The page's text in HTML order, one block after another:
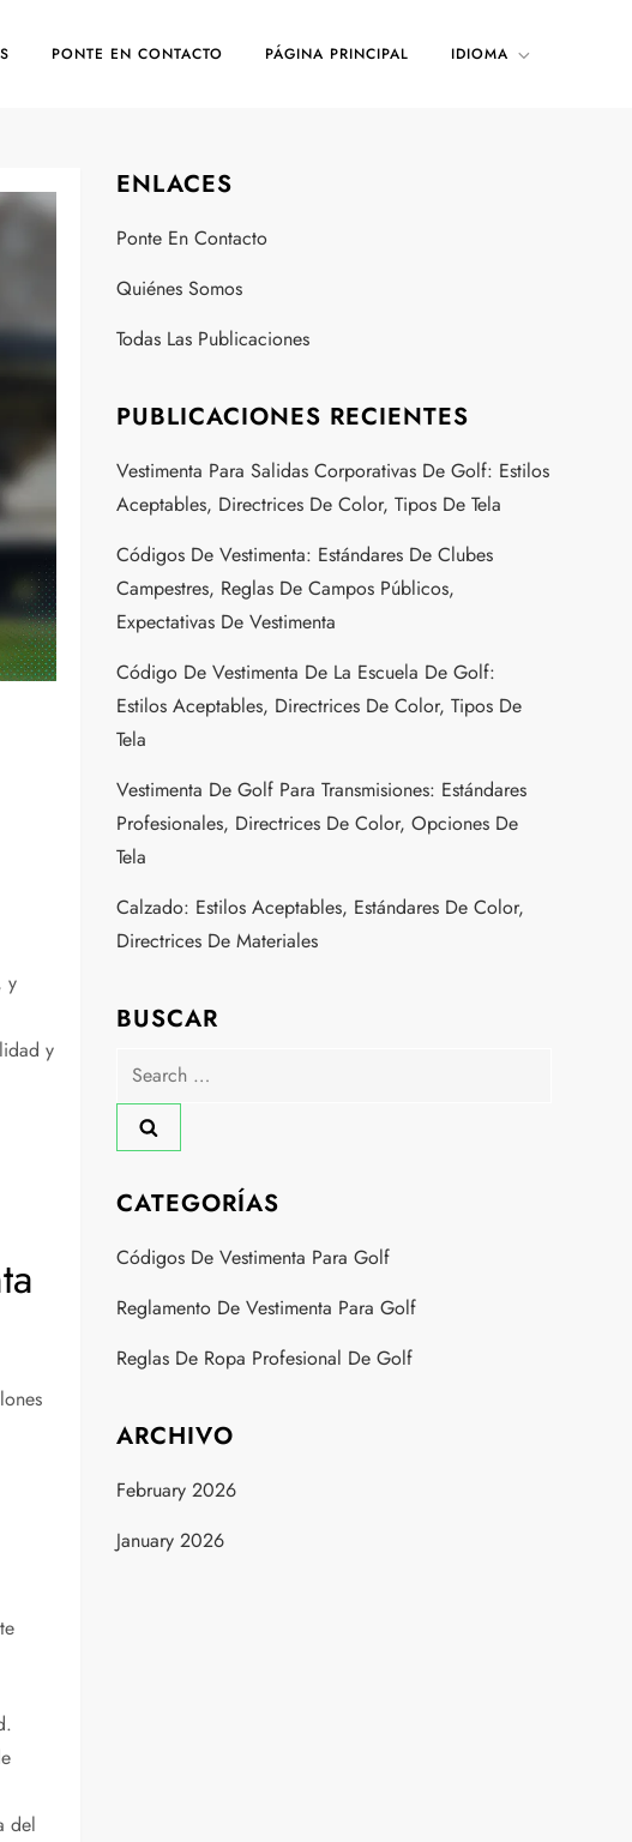
PONTE EN CONTACTO PÁGINA PRINCIPAL IDIOMA
y
y
del
ENLACES
Ponte En Contacto
Quiénes Somos
Todas Las Publicaciones
PUBLICACIONES RECIENTES
Vestimenta Para Salidas Corporativas De Golf: Estilos
Aceptables, Directrices De Color, Tipos De Tela
Códigos De Vestimenta: Estándares De Clubes
Campestres, Reglas De Campos Públicos,
Expectativas De Vestimenta
Código De Vestimenta De La Escuela De Golf:
Estilos Aceptables, Directrices De Color, Tipos De
Tela
Vestimenta De Golf Para Transmisiones: Estándares
Profesionales, Directrices De Color, Opciones De
Tela
Calzado: Estilos Aceptables, Estándares De Color,
Directrices De Materiales
BUSCAR
Search
for:
CATEGORÍAS
Códigos De Vestimenta Para Golf
Reglamento De Vestimenta Para Golf
Reglas De Ropa Profesional De Golf
ARCHIVO
February 2026
January 2026